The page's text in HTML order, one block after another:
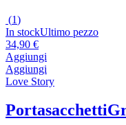
(1)
In stockUltimo pezzo
34,90 €
Aggiungi
Aggiungi
Love Story
Portasacchetti